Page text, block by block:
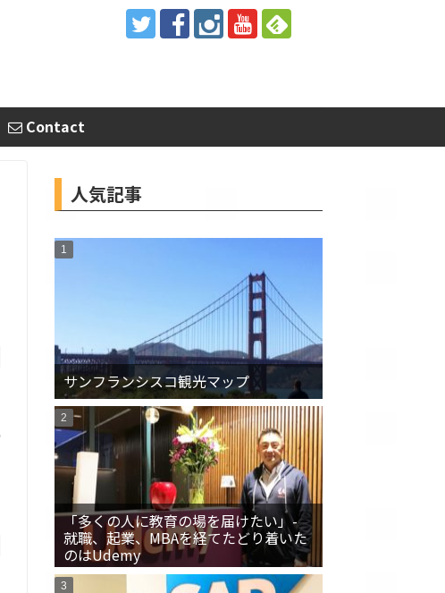
Contact
人気記事
サンフランシスコ観光マップ
「多くの人に教育の場を届けたい」-
就職、起業、MBAを経てたどり着いた
のはUdemy